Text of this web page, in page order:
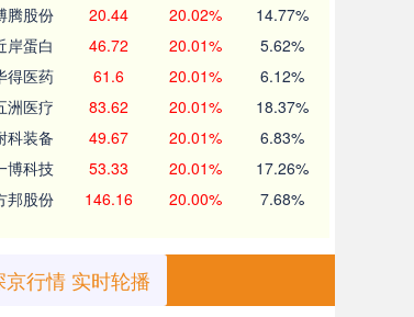
腾股份 20.44 20.02% 14.77%
岸蛋白 46.72 20.01% 5.62%
得医药 61.6 20.01% 6.12%
洲医疗 83.62 20.01% 18.37%
科装备 49.67 20.01% 6.83%
博科技 53.33 20.01% 17.26%
邦股份 146.16 20.00% 7.68%
京行情 实时轮播